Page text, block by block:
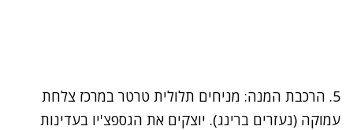
5. הרכבת המנה: מניחים תלולית טרטר במרכז צלחת
עמוקה (נעזרים ברינג). יוצקים את הגספצ'יו בעדינות